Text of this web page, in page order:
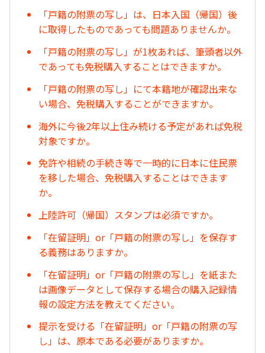
「戸籍の附票の写し」は、日本入国（帰国）後
に取得したものであっても問題ありませんか。
「戸籍の附票の写し」が1枚あれば、筆頭者以外
であっても免税購入することはできますか。
「戸籍の附票の写し」にて本籍地が確認出来な
い場合、免税購入することができますか。
海外に今後2年以上住み続ける予定があれば免税
対象ですか。
免許や相続の手続き等で一時的に日本に住民票
を移した場合、免税購入することはできます
か。
上陸許可（帰国）スタンプは必須ですか。
「在留証明」or「戸籍の附票の写し」を保存す
る義務はありますか。
「在留証明」or「戸籍の附票の写し」を紙また
は画像データとして保存する場合の購入記録情
報の設定方法を教えてください。
提示を受ける「在留証明」or「戸籍の附票の写
し」は、原本である必要がありますか。